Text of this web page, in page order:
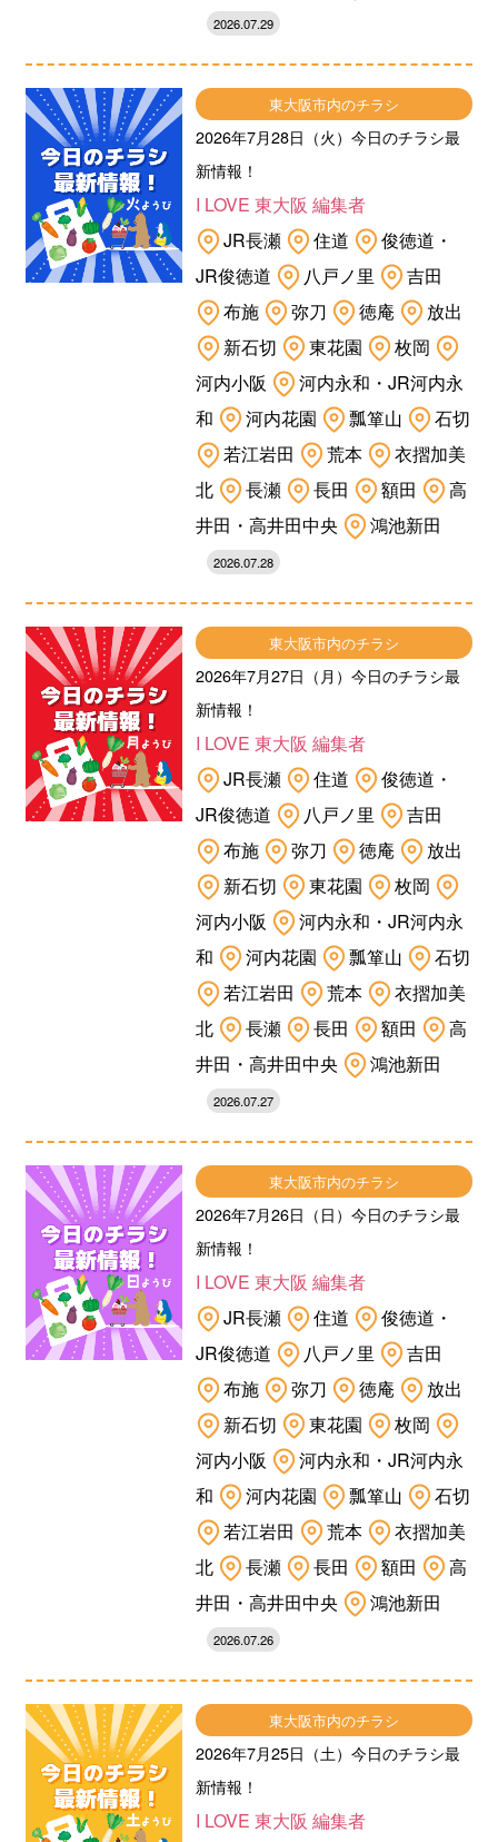
2026.07.29
東大阪市内のチラシ
2026年7月28日（火）今日のチラシ最
新情報！
I LOVE 東大阪 編集者
JR長瀬
住道
俊徳道・
JR俊徳道
八戸ノ里
吉田
布施
弥刀 徳庵
放出
新石切
東花園
枚岡
河内小阪
河内永和・JR河内永
和
河内花園 瓢箪山
石切
若江岩田
荒本
衣摺加美
北
長瀬 長田 額田
高
井田・高井田中央
鴻池新田
2026.07.28
東大阪市内のチラシ
2026年7月27日（月）今日のチラシ最
新情報！
I LOVE 東大阪 編集者
JR長瀬
住道
俊徳道・
JR俊徳道
八戸ノ里
吉田
布施
弥刀 徳庵
放出
新石切
東花園
枚岡
河内小阪
河内永和・JR河内永
和
河内花園 瓢箪山
石切
若江岩田
荒本
衣摺加美
北
長瀬 長田 額田
高
井田・高井田中央
鴻池新田
2026.07.27
東大阪市内のチラシ
2026年7月26日（日）今日のチラシ最
新情報！
I LOVE 東大阪 編集者
JR長瀬
住道
俊徳道・
JR俊徳道
八戸ノ里
吉田
布施
弥刀 徳庵
放出
新石切
東花園
枚岡
河内小阪
河内永和・JR河内永
和
河内花園 瓢箪山
石切
若江岩田
荒本
衣摺加美
北
長瀬 長田 額田
高
井田・高井田中央
鴻池新田
2026.07.26
東大阪市内のチラシ
2026年7月25日（土）今日のチラシ最
新情報！
I LOVE 東大阪 編集者